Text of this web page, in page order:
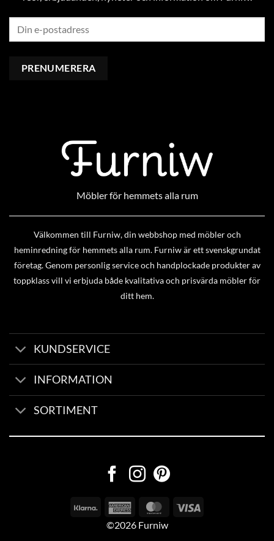
Möbler för hemmets alla rum
Välkommen till Furniw, din webbshop med möbler och
heminredning för hemmets alla rum. Furniw är ett svenskgrundat
företag. Genom personlig service och handplockade produkter av
toppklass vill vi erbjuda både kvalitativa och prisvärda möbler för
ditt hem.
KUNDSERVICE
INFORMATION
SORTIMENT
©2026 Furniw